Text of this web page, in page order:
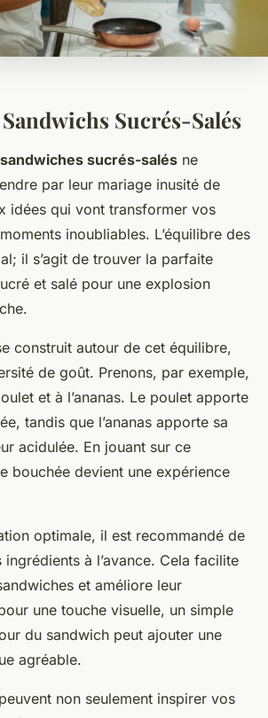
Sucrés-Salés
sucrés-salés ne
par leur mariage inusité de
idées qui vont transformer vos
inoubliables. L’équilibre des
il s’agit de trouver la parfaite
et salé pour une explosion
construit autour de cet équilibre,
de goût. Prenons, par exemple,
et à l’ananas. Le poulet apporte
tandis que l’ananas apporte sa
acidulée. En jouant sur ce
bouchée devient une expérience
optimale, il est recommandé de
à l’avance. Cela facilite
et améliore leur
une touche visuelle, un simple
du sandwich peut ajouter une
agréable.
non seulement inspirer vos